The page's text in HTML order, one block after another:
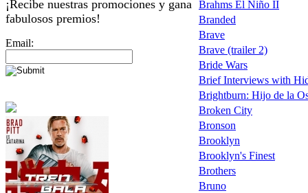
¡Recibe nuestras promociones y gana
fabulosos premios!
Email:
Brahms El Niño II
Branded
Brave
Brave (trailer 2)
Bride Wars
Brief Interviews with
Brightburn: Hijo de la
Broken City
Bronson
Brooklyn
Brooklyn's Finest
Brothers
Bruno